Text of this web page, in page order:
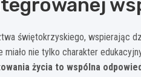
świętokrzyskiego, wspierając
nie tylko charakter
życia to wspólna